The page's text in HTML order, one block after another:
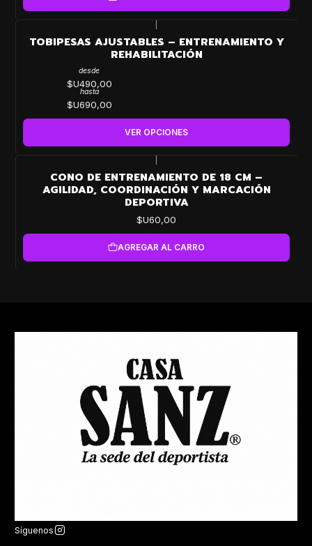
TOBIPESAS AJUSTABLES – ENTRENAMIENTO Y
REHABILITACIÓN
desde
$U490,00
hasta
$U690,00
VER OPCIONES
CONO DE ENTRENAMIENTO DE 18 CM –
AGILIDAD, COORDINACIÓN Y MARCACIÓN
DEPORTIVA
$U60,00
AGREGAR AL CARRO
Síguenos